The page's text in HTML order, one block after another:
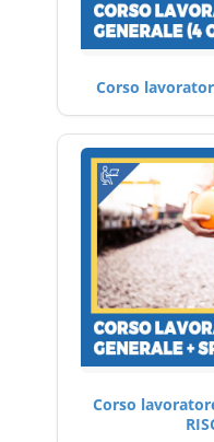
Corso
Corso lavoratore